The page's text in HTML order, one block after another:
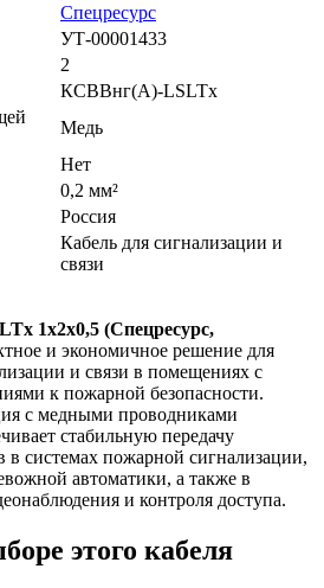
Спецресурс
УТ-00001433
2
КСВВнг(A)-LSLTx
Медь
Нет
0,2 мм²
Россия
Кабель для сигнализации и
связи
1х2х0,5 (Спецресурс,
и экономичное решение для
и связи в помещениях с
к пожарной безопасности.
с медными проводниками
стабильную передачу
в системах пожарной сигнализации,
автоматики, а также в
и контроля доступа.
этого кабеля